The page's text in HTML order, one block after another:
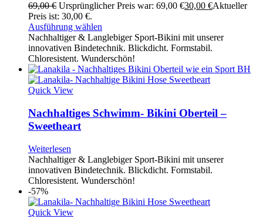
69,00€ Ursprünglicher Preis war: 69,00 €30,00 €Aktueller
Preis ist: 30,00 €.
Ausführung wählen
Nachhaltiger & Langlebiger Sport-Bikini mit unserer
innovativen Bindetechnik. Blickdicht. Formstabil.
Chloresistent. Wunderschön!
Quick View
Nachhaltiges Schwimm- Bikini Oberteil –
Sweetheart
Weiterlesen
Nachhaltiger & Langlebiger Sport-Bikini mit unserer
innovativen Bindetechnik. Blickdicht. Formstabil.
Chloresistent. Wunderschön!
-57%
Quick View